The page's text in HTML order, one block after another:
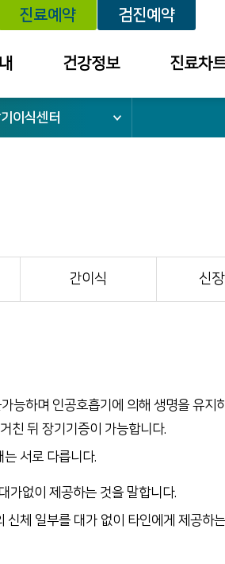
진료예약 검진예약
내
건강정보
건강정보
진료차
예약내역
이식센터
간이식 신
능하며 인공호흡기에 의해 생명을 유
뒤 장기기증이 가능합니다.
서로 다릅니다.
가없이 제공하는 것을 말합니다.
체 일부를 대가 없이 타인에게 제공